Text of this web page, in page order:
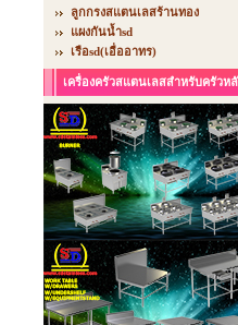
ลูกกรงสแตนเลสร้านทอง
แผงกันน้ำsd
เรือsd(เอื่ออาทร)
เครื่องครัวสแตนเลสสำหรับครัวห